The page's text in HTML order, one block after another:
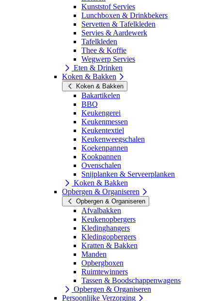
Kunststof Servies
Lunchboxen & Drinkbekers
Servetten & Tafelkleden
Servies & Aardewerk
Tafelkleden
Thee & Koffie
Wegwerp Servies
Eten & Drinken
Koken & Bakken
Koken & Bakken
Bakartikelen
BBQ
Keukengerei
Keukenmessen
Keukentextiel
Keukenweegschalen
Koekenpannen
Kookpannen
Ovenschalen
Snijplanken & Serveerplanken
Koken & Bakken
Opbergen & Organiseren
Opbergen & Organiseren
Afvalbakken
Keukenopbergers
Kledinghangers
Kledingopbergers
Kratten & Bakken
Manden
Opbergboxen
Ruimtewinners
Tassen & Boodschappenwagens
Opbergen & Organiseren
Persoonlijke Verzorging